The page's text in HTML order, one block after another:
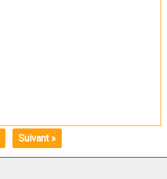
Suivant »